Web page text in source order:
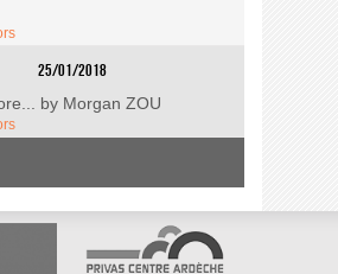
25/01/2018
by Morgan ZOU